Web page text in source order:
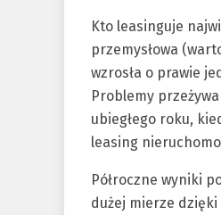
Kto leasinguje
przemysłowa
wzrosła o prawie
Problemy
ubiegłego roku,
leasing
Półroczne wyniki
dużej mierze